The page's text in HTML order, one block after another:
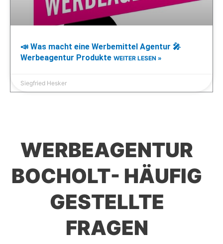
📣 Was macht eine Werbemittel Agentur 🎤
Werbeagentur Produkte WEITER LESEN »
Siegfried Hesker
WERBEAGENTUR
BOCHOLT- HÄUFIG
GESTELLTE
FRAGEN